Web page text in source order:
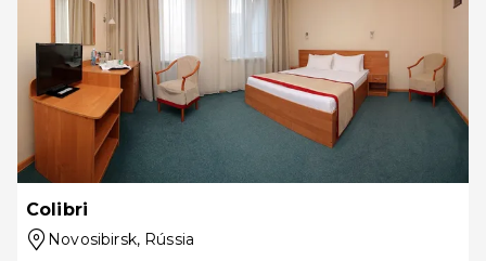
Colibri
Novosibirsk, Rússia